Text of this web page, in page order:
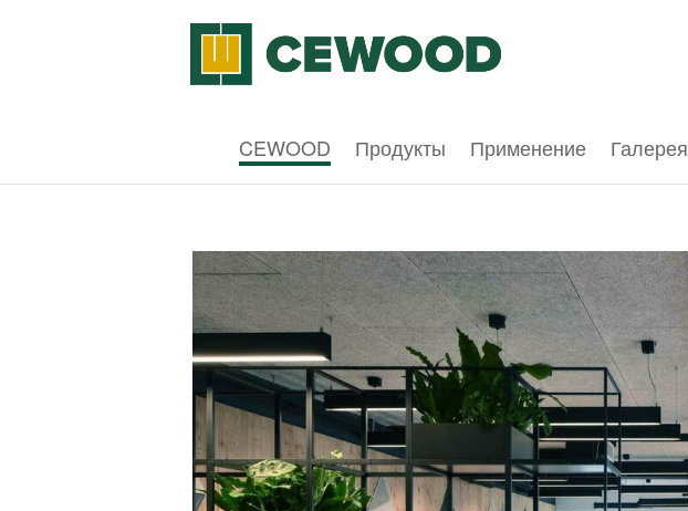
CEWOOD Продукты Применение Галерея